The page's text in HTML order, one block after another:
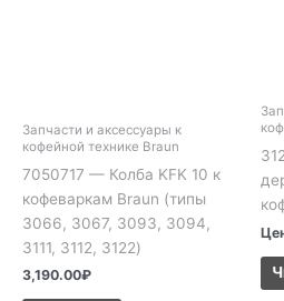
Запчасти и аксессуары к
кофейной технике Braun
7050717 — Колба KFK 10 к
кофеваркам Braun (типы
3066, 3067, 3093, 3094,
3111, 3112, 3122)
3,190.00₽